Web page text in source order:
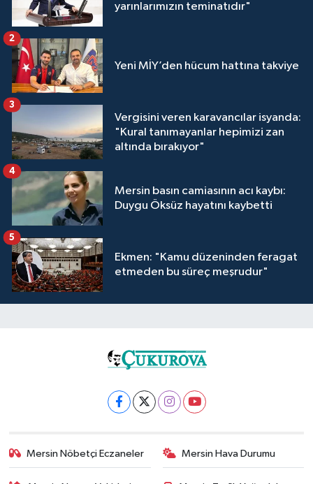
yarınlarımızın teminatıdır"
Yeni MİY’den hücum hattına takviye
2
Vergisini veren karavancılar isyanda:
"Kural tanımayanlar hepimizi zan
altında bırakıyor"
3
Mersin basın camiasının acı kaybı:
Duygu Öksüz hayatını kaybetti
4
Ekmen: "Kamu düzeninden feragat
etmeden bu süreç meşrudur"
5
Mersin Nöbetçi Eczaneler Mersin Hava Durumu